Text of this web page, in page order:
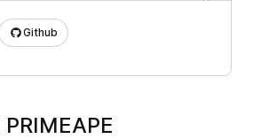
Github